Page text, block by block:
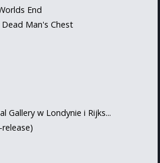
End
Man's Chest
Gallery w Londynie i Rijks...